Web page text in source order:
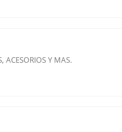
ACESORIOS Y MAS.